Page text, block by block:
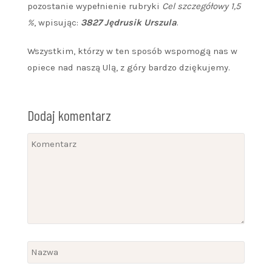
pozostanie wypełnienie rubryki Cel szczegółowy 1,5
%, wpisując: 3827 Jędrusik Urszula.
Wszystkim, którzy w ten sposób wspomogą nas w
opiece nad naszą Ulą, z góry bardzo dziękujemy.
Dodaj komentarz